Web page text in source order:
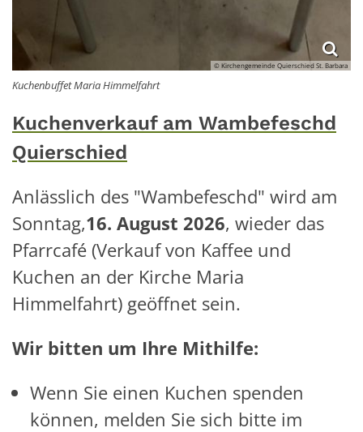
© Kirchengemeinde Quierschied St. Barbara
Kuchenbuffet Maria Himmelfahrt
Kuchenverkauf am Wambefeschd
Quierschied
Anlässlich des "Wambefeschd" wird am
Sonntag,16. August 2026, wieder das
Pfarrcafé (Verkauf von Kaffee und
Kuchen an der Kirche Maria
Himmelfahrt) geöffnet sein.
Wir bitten um Ihre Mithilfe:
Wenn Sie einen Kuchen spenden
können, melden Sie sich bitte im